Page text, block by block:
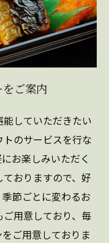
ご案内
していただきたい
のサービスを行な
お楽しみいただく
おりますので、好
節ごとに変わるお
用意しており、毎
ご用意しておりま